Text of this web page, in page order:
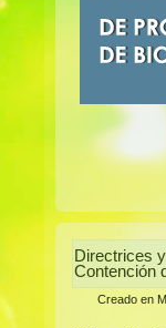
Directrices
Contención
Creado en